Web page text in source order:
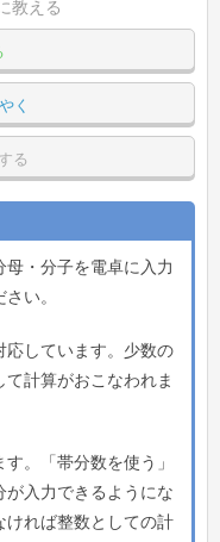
教える
く
る
母・分子を電卓に入力
さい。
応しています。少数の
計算がおこなわれま
。「帯分数を使う」
が入力できるようにな
ければ整数としての計